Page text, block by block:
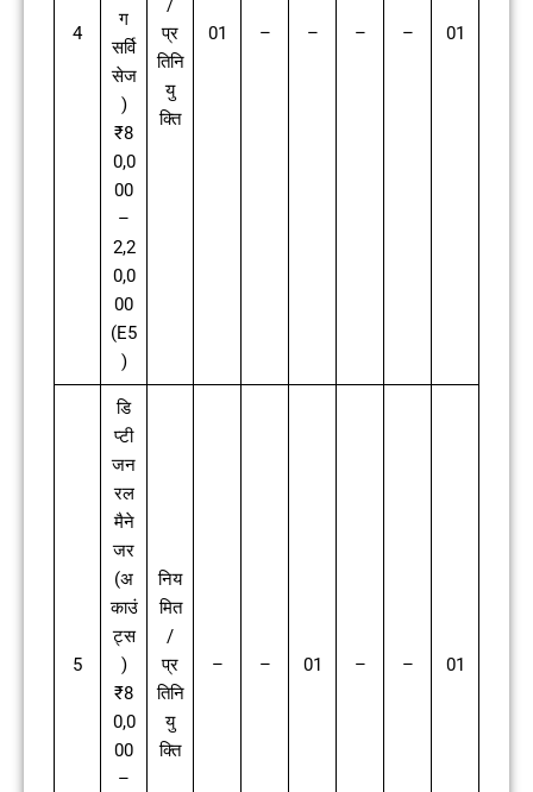
4
ग
सर्वि
सेज
)
₹8
0,0
00
–
2,2
0,0
00
(E5
)
/
प्र
तिनि
यु
क्ति
01 – – – – 01
5
डि
प्टी
जन
रल
मैने
जर
(अ
काउं
ट्स
)
₹8
0,0
00
–
निय
मित
/
प्र
तिनि
यु
क्ति
– – 01 – – 01